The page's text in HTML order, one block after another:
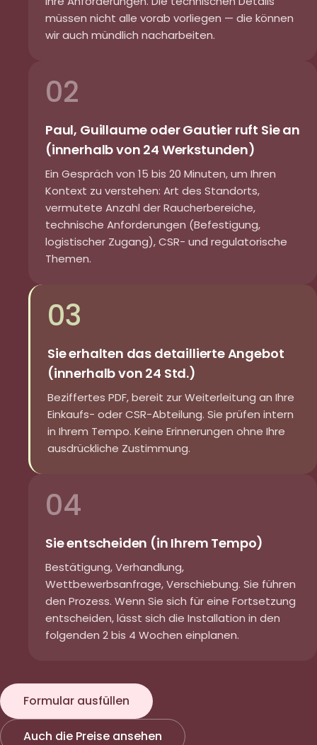
müssen nicht alle vorab vorliegen — die können
wir auch mündlich nacharbeiten.
02
Paul, Guillaume oder Gautier ruft Sie an
(innerhalb von 24 Werkstunden)
Ein Gespräch von 15 bis 20 Minuten, um Ihren
Kontext zu verstehen: Art des Standorts,
vermutete Anzahl der Raucherbereiche,
technische Anforderungen (Befestigung,
logistischer Zugang), CSR- und regulatorische
Themen.
03
Sie erhalten das detaillierte Angebot
(innerhalb von 24 Std.)
Beziffertes PDF, bereit zur Weiterleitung an Ihre
Einkaufs- oder CSR-Abteilung. Sie prüfen intern
in Ihrem Tempo. Keine Erinnerungen ohne Ihre
ausdrückliche Zustimmung.
04
Sie entscheiden (in Ihrem Tempo)
Bestätigung, Verhandlung,
Wettbewerbsanfrage, Verschiebung. Sie führen
den Prozess. Wenn Sie sich für eine Fortsetzung
entscheiden, lässt sich die Installation in den
folgenden 2 bis 4 Wochen einplanen.
Formular ausfüllen
Auch die Preise ansehen